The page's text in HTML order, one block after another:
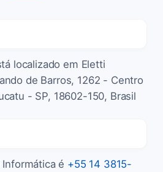
localizado em Eletti
de Barros, 1262 - Centro
- SP, 18602-150, Brasil
é +55 14 3815-